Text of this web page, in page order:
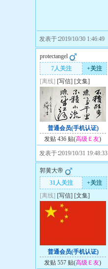
发表于∶2019/10/30 1:46:49
protectangel
7人关注
+关注
[离线] [写信] [文集]
普通会员(手机认证)
发贴 436 贴(高级Ｅ友)
发表于∶2019/10/31 19:48:33
郭黄大帝
31人关注
+关注
[离线] [写信] [文集]
普通会员(手机认证)
发贴 557 贴(高级Ｅ友)